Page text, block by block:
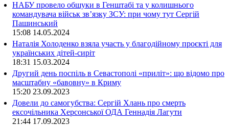
НАБУ провело обшуки в Генштабі та у колишнього
командувача військ зв’язку ЗСУ: при чому тут Сергій
Пашинський
15:08 14.05.2024
Наталія Холоденко взяла участь у благодійному проєкті для
українських дітей-сиріт
18:31 15.03.2024
Другий день поспіль в Севастополі «приліт»: що відомо про
масштабну «бавовну» в Криму
15:20 23.09.2023
Довели до самогубства: Сергій Хлань про смерть
ексочільника Херсонської ОДА Геннадія Лагути
21:44 17.09.2023